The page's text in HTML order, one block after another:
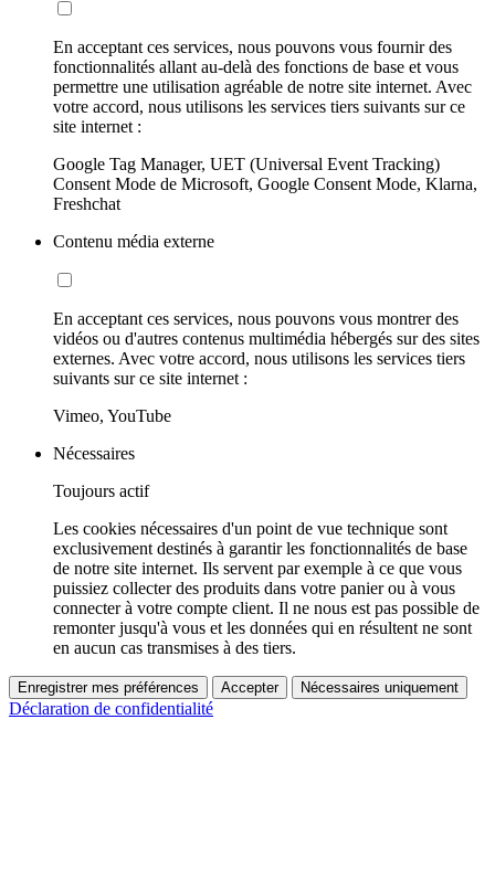
En acceptant ces services, nous pouvons vous fournir des
fonctionnalités allant au-delà des fonctions de base et vous
permettre une utilisation agréable de notre site internet. Avec
votre accord, nous utilisons les services tiers suivants sur ce
site internet :
Google Tag Manager, UET (Universal Event Tracking)
Consent Mode de Microsoft, Google Consent Mode, Klarna,
Freshchat
Contenu média externe
En acceptant ces services, nous pouvons vous montrer des
vidéos ou d'autres contenus multimédia hébergés sur des sites
externes. Avec votre accord, nous utilisons les services tiers
suivants sur ce site internet :
Vimeo, YouTube
Nécessaires
Toujours actif
Les cookies nécessaires d'un point de vue technique sont
exclusivement destinés à garantir les fonctionnalités de base
de notre site internet. Ils servent par exemple à ce que vous
puissiez collecter des produits dans votre panier ou à vous
connecter à votre compte client. Il ne nous est pas possible de
remonter jusqu'à vous et les données qui en résultent ne sont
en aucun cas transmises à des tiers.
Enregistrer mes préférences Accepter Nécessaires uniquement
Déclaration de confidentialité